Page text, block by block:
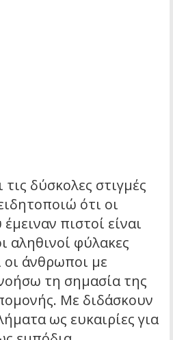
δύσκολες στιγμές
ότι οι
πιστοί είναι
αληθινοί φύλακες
οι άνθρωποι με
τη σημασία της
Με διδάσκουν
ως ευκαιρίες για